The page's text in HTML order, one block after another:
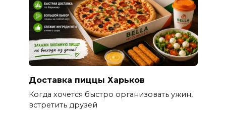
Доставка пиццы Харьков
Когда хочется быстро организовать ужин,
встретить друзей